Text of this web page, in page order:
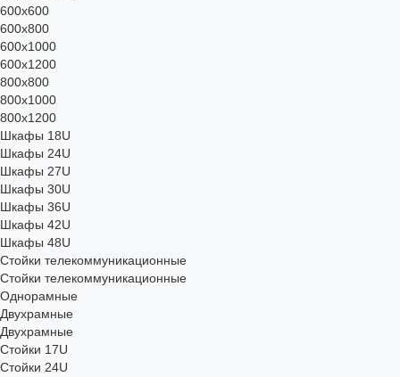
600x600
600x800
600х1000
600х1200
800x800
800х1000
800х1200
Шкафы 18U
Шкафы 24U
Шкафы 27U
Шкафы 30U
Шкафы 36U
Шкафы 42U
Шкафы 48U
Стойки телекоммуникационные
Стойки телекоммуникационные
Однорамные
Двухрамные
Двухрамные
Стойки 17U
Стойки 24U